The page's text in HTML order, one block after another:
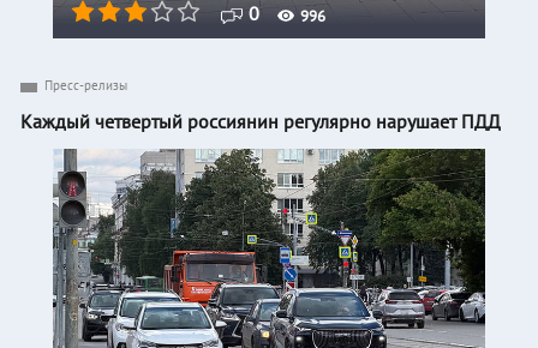
0 996
Пресс-релизы
Каждый четвертый россиянин регулярно нарушает ПДД